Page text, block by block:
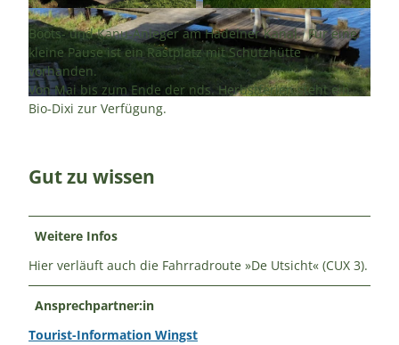
© A. Brüning | CC-BY
© A. Brüning |CC-BY © A. Brüning |CC-BY
Boots- und Kanu-Anleger am Hadelner Kanal. Für eine
kleine Pause ist ein Rastplatz mit Schutzhütte
vorhanden.
Von Mai bis zum Ende der nds. Herbstferien steht ein
Bio-Dixi zur Verfügung.
Gut zu wissen
Weitere Infos
Hier verläuft auch die Fahrradroute »De Utsicht« (CUX 3).
Ansprechpartner:in
Tourist-Information Wingst